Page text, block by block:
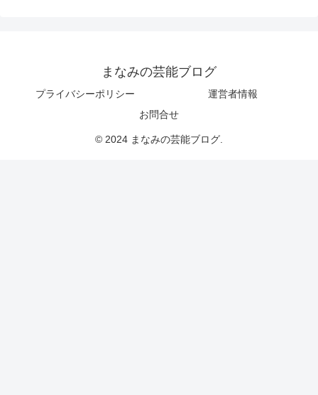
まなみの芸能ブログ
プライバシーポリシー
運営者情報
お問合せ
© 2024 まなみの芸能ブログ.